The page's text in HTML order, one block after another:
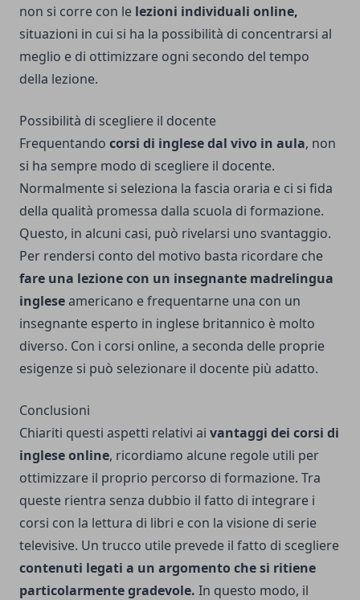
non si corre con le lezioni individuali online,
situazioni in cui si ha la possibilità di concentrarsi al
meglio e di ottimizzare ogni secondo del tempo
della lezione.
Possibilità di scegliere il docente
Frequentando corsi di inglese dal vivo in aula, non
si ha sempre modo di scegliere il docente.
Normalmente si seleziona la fascia oraria e ci si fida
della qualità promessa dalla scuola di formazione.
Questo, in alcuni casi, può rivelarsi uno svantaggio.
Per rendersi conto del motivo basta ricordare che
fare una lezione con un insegnante madrelingua
ingleseamericano e frequentarne una con un
insegnante esperto in inglese britannico è molto
diverso. Con i corsi online, a seconda delle proprie
esigenze si può selezionare il docente più adatto.
Conclusioni
Chiariti questi aspetti relativi ai vantaggi dei corsi di
inglese online, ricordiamo alcune regole utili per
ottimizzare il proprio percorso di formazione. Tra
queste rientra senza dubbio il fatto di integrare i
corsi con la lettura di libri e con la visione di serie
televisive. Un trucco utile prevede il fatto di scegliere
contenuti legati a un argomento che si ritiene
particolarmente gradevole. In questo modo, il